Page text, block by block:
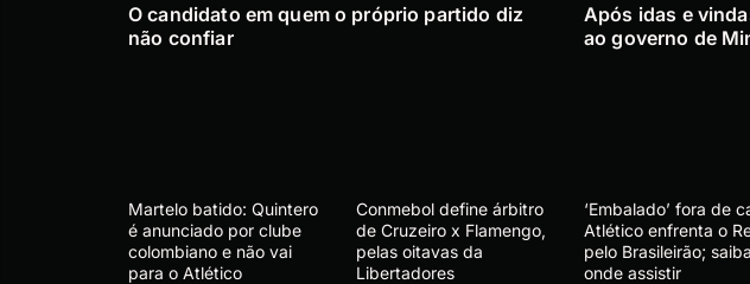
O candidato em quem o próprio partido diz
não confiar
Após idas e
ao governo de
Martelo batido: Quintero
é anunciado por clube
colombiano e não vai
para o Atlético
Conmebol define árbitro
de Cruzeiro x Flamengo,
pelas oitavas da
Libertadores
‘Embalado’ fora de
Atlético enfrenta o
pelo Brasileirão; saiba
onde assistir